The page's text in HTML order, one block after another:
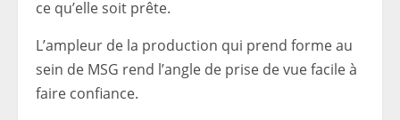
ce qu’elle soit prête.
L’ampleur de la production qui prend forme au
sein de MSG rend l’angle de prise de vue facile à
faire confiance.